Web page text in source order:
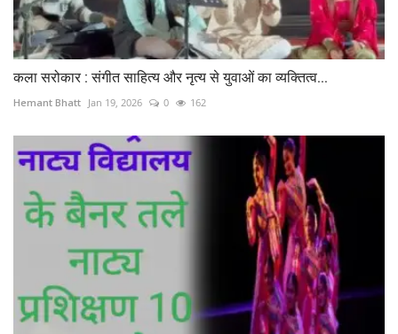
कला सरोकार : संगीत साहित्य और नृत्य‌ से युवाओं का व्यक्तित्व...
Hemant Bhatt Jan 19, 2026 0 162